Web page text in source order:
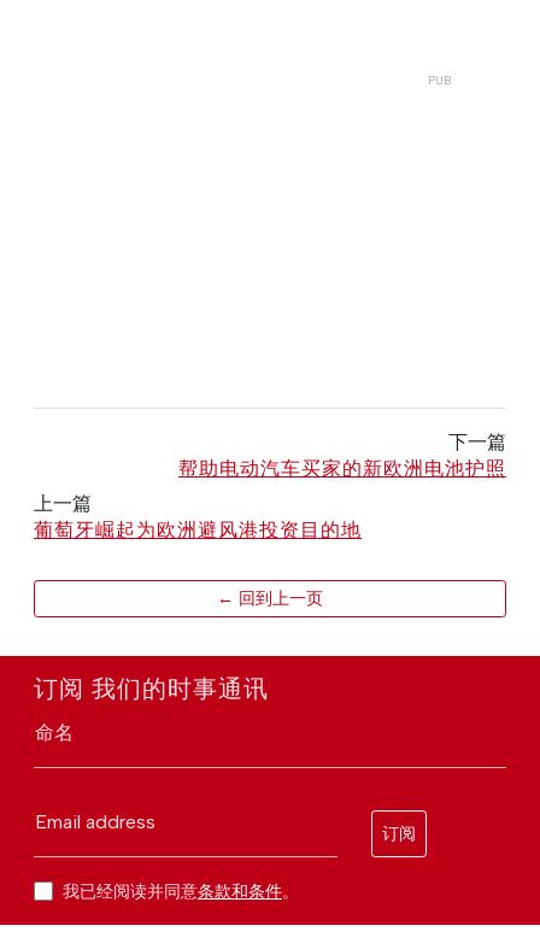
下一篇
帮助电动汽车买家的新欧洲电池护照
上一篇
葡萄牙崛起为欧洲避风港投资目的地
← 回到上一页
订阅 我们的时事通讯
命名
Email address
订阅
我已经阅读并同意条款和条件。